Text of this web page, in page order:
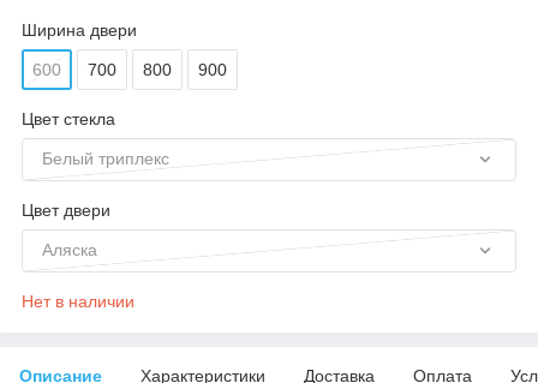
Ширина двери
600 700 800 900
Цвет стекла
Белый триплекс
Цвет двери
Аляска
Нет в наличии
Описание Характеристики Доставка Оплата